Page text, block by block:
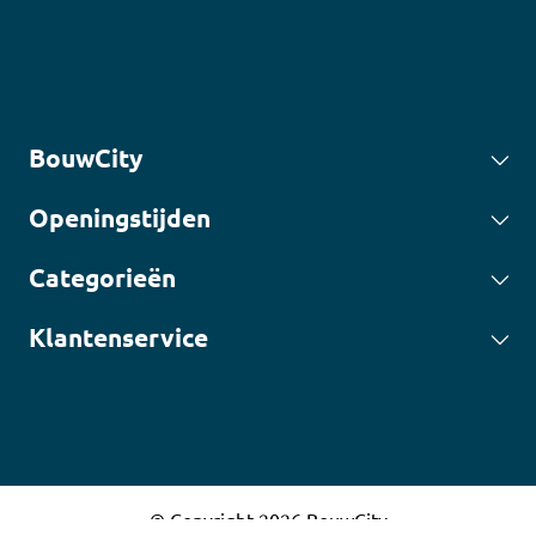
BouwCity
Openingstijden
Categorieën
Klantenservice
© Copyright 2026 BouwCity